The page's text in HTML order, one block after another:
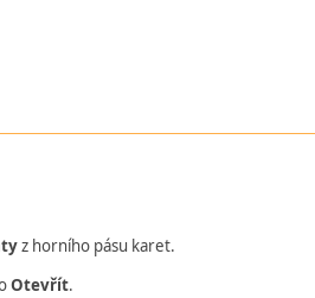
z horního pásu karet.
Otevřít.